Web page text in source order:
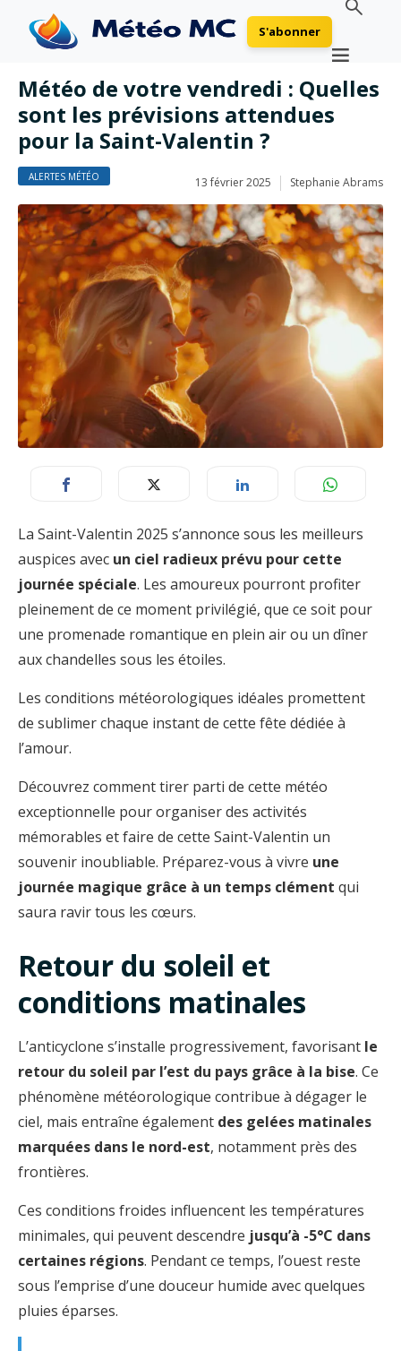
S'abonner
Météo de votre vendredi : Quelles
sont les prévisions attendues
pour la Saint-Valentin ?
ALERTES MÉTÉO 13 février 2025 Stephanie Abrams
La Saint-Valentin 2025 s’annonce sous les meilleurs
auspices avec un ciel radieux prévu pour cette
journée spéciale. Les amoureux pourront profiter
pleinement de ce moment privilégié, que ce soit pour
une promenade romantique en plein air ou un dîner
aux chandelles sous les étoiles.
Les conditions météorologiques idéales promettent
de sublimer chaque instant de cette fête dédiée à
l’amour.
Découvrez comment tirer parti de cette météo
exceptionnelle pour organiser des activités
mémorables et faire de cette Saint-Valentin un
souvenir inoubliable. Préparez-vous à vivre une
journée magique grâce à un temps clément qui
saura ravir tous les cœurs.
Retour du soleil et
conditions matinales
L’anticyclone s’installe progressivement, favorisant le
retour du soleil par l’est du pays grâce à la bise. Ce
phénomène météorologique contribue à dégager le
ciel, mais entraîne également des gelées matinales
marquées dans le nord-est, notamment près des
frontières.
Ces conditions froides influencent les températures
minimales, qui peuvent descendre jusqu’à -5°C dans
certaines régions. Pendant ce temps, l’ouest reste
sous l’emprise d’une douceur humide avec quelques
pluies éparses.